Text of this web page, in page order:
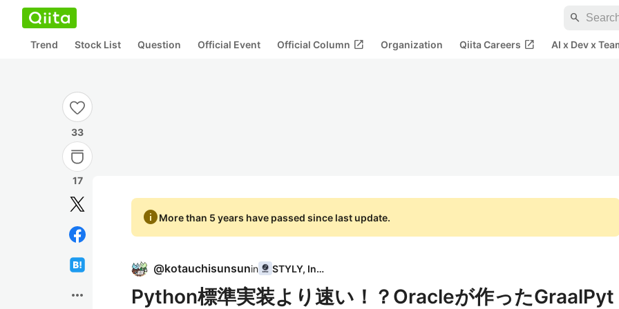
search
Trend Stock List Question Official Event Official Column open_in_new Organization Qiita Careers open_in_new AI x Dev x
33
17
more_horiz
infoMore than 5 years have passed since last update.
@kotauchisunsunin STYLY, Inc.
Python標準実装より速い！？Oracleが作ったGraalPyt